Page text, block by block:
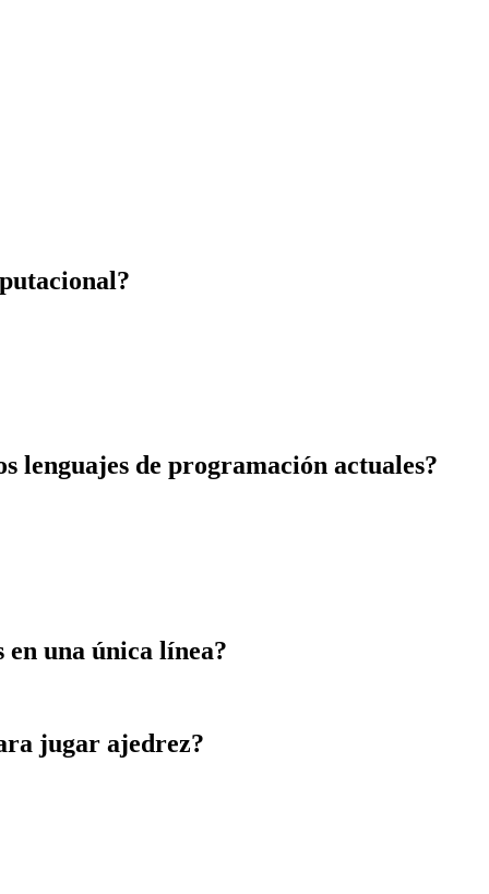
lenguajes de programación actuales?
una única línea?
jugar ajedrez?